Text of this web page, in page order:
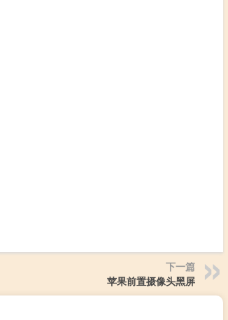
下一篇
苹果前置摄像头黑屏